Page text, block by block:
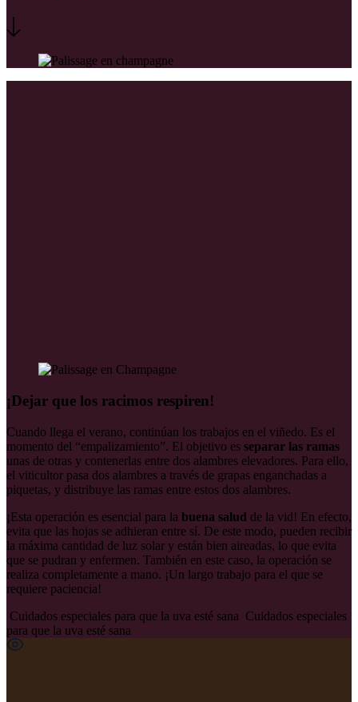
¡Dejar que los racimos respiren!
Cuando llega el verano, continúan los trabajos en el viñedo. Es el
momento del “empalizamiento”. El objetivo es separar las ramas
unas de otras y contenerlas entre dos alambres elevadores. Para ello,
el viticultor pasa dos alambres a través de grapas enganchadas a
piquetas, y distribuye las ramas entre estos dos alambres.
¡Esta operación es esencial para la buena salud de la vid! En efecto,
evita que las hojas se adhieran entre sí. De este modo, pueden recibir
la máxima cantidad de luz solar y están bien aireadas, lo que evita
que se pudran y enfermen. También en este caso, la operación se
realiza completamente a mano. ¡Un largo trabajo para el que se
requiere paciencia!
Cuidados especiales para que la uva esté sana Cuidados especiales
para que la uva esté sana